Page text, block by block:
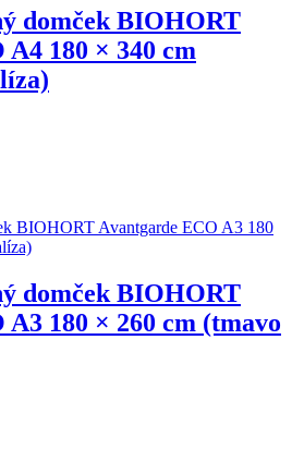
domček BIOHORT
180 × 340 cm
domček BIOHORT
180 × 260 cm (tmavo